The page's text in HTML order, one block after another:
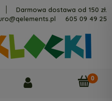
Darmowa dostawa od 150 zł.
605 09 49 25